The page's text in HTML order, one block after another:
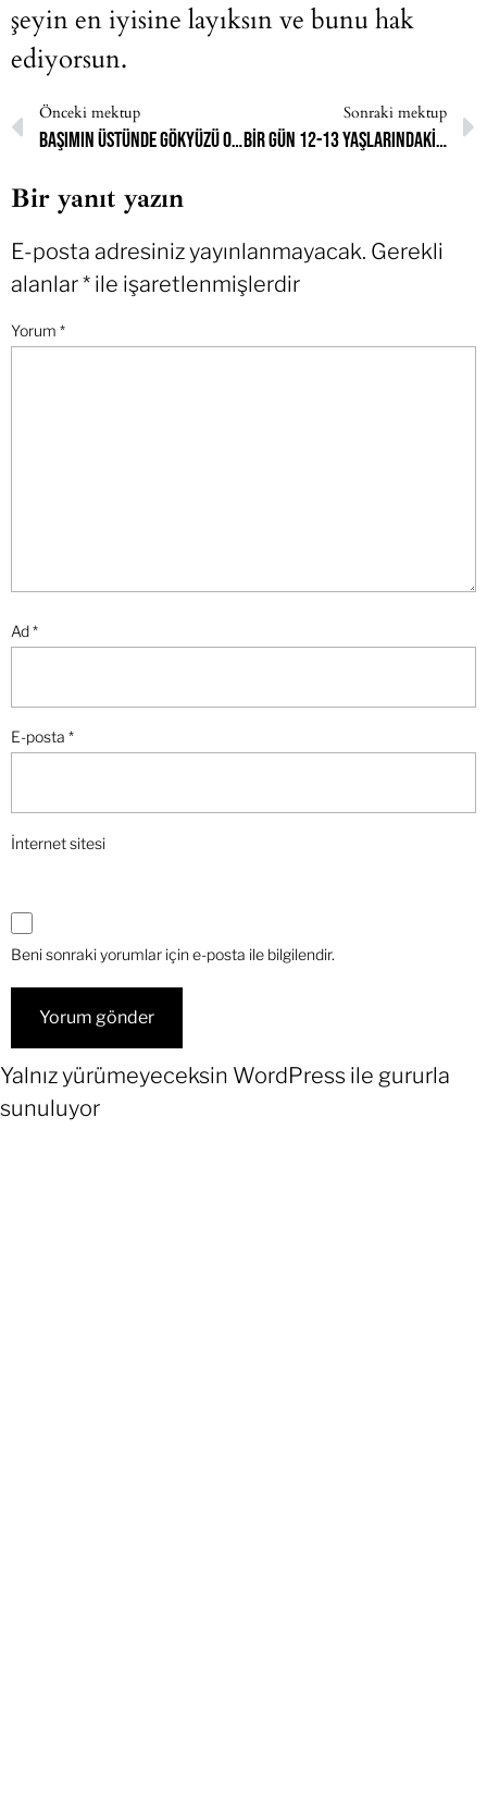
şeyin en iyisine layıksın ve bunu hak
ediyorsun.
Önceki mektup
Başımın üstünde gökyüzü olsun da gerisi boş
Sonraki mektup
Bir gün 12-13 yaşlarındaki küçüklüğümü karşıma alıp “başardık” demek istiyorum
Bir yanıt yazın
E-posta adresiniz yayınlanmayacak. Gerekli
alanlar* ile işaretlenmişlerdir
Yorum *
Ad*
E-posta *
İnternet sitesi
Beni sonraki yorumlar için e-posta ile bilgilendir.
Yalnız yürümeyeceksin WordPress ile gururla
sunuluyor